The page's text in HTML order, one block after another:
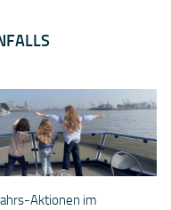
Aktionen im